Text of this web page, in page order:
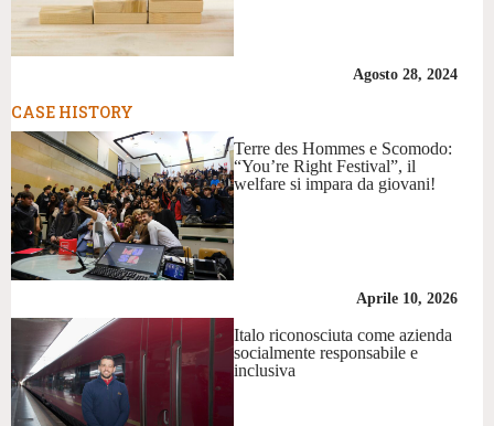
Agosto 28, 2024
CASE HISTORY
Terre des Hommes e Scomodo:
“You’re Right Festival”, il
welfare si impara da giovani!
Aprile 10, 2026
Italo riconosciuta come azienda
socialmente responsabile e
inclusiva